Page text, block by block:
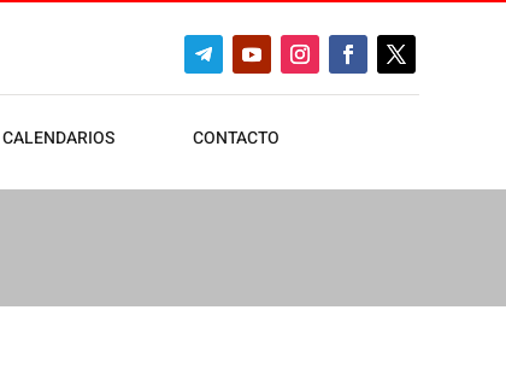
CALENDARIOS CONTACTO